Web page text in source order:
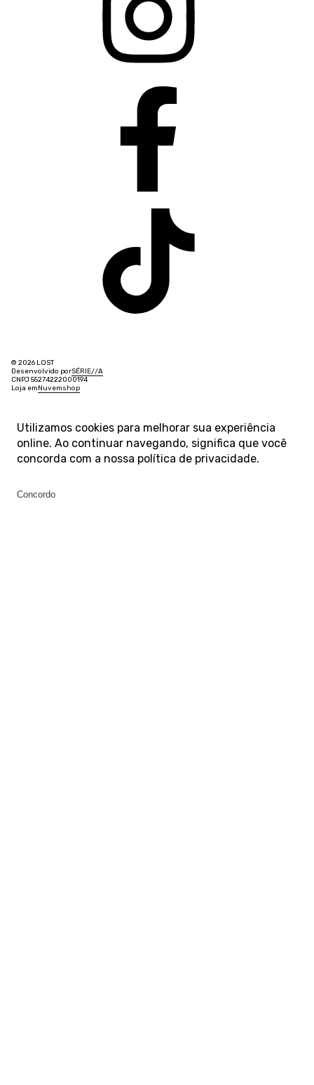
© 2026 LOST
Desenvolvido porSÉRIE//A
CNPJ 55274222000194
Loja emNuvemshop
Utilizamos cookies para melhorar sua experiência
online. Ao continuar navegando, significa que você
concorda com a nossa política de privacidade.
Concordo